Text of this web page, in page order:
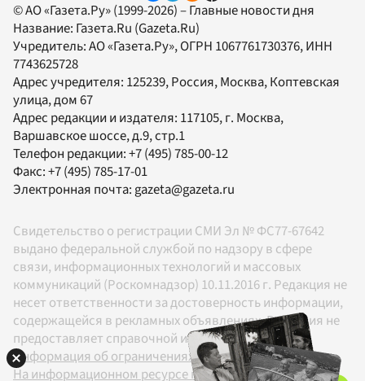
© АО «Газета.Ру» (1999-2026) – Главные новости дня
Название: Газета.Ru (Gazeta.Ru)
Учредитель:АО «Газета.Ру», ОГРН 1067761730376, ИНН
7743625728
Адрес учредителя: 125239, Россия, Москва, Коптевская
улица, дом 67
Адрес редакции и издателя: 117105, г. Москва,
Варшавское шоссе, д.9, стр.1
Телефон редакции:+7 (495) 785-00-12
Факс:+7 (495) 785-17-01
Электронная почта:gazeta@gazeta.ru
Свидетельство о регистрации СМИ Эл № ФС77-67642
выдано федеральной службой по надзору в сфере
связи, информационных технологий и массовых
коммуникаций (Роскомнадзор) 10.11.2016 г. Редакция не
несет ответственности за достоверность информации,
содержащейся в рекламных объявлениях. Редакция не
предоставляет справочной информации.
Информация об ограничениях
На информационном ресурсе применяются